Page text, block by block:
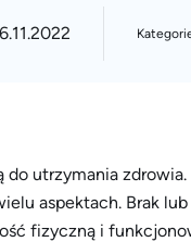
utrzymania
aspektach. Brak
fizyczną i